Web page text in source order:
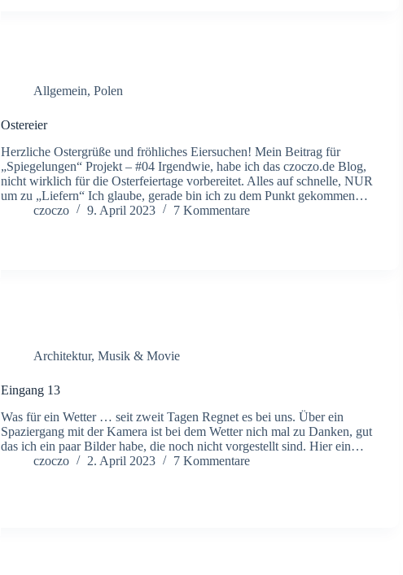
Allgemein,Polen
Ostereier
Herzliche Ostergrüße und fröhliches Eiersuchen! Mein Beitrag für
„Spiegelungen“ Projekt – #04 Irgendwie, habe ich das czoczo.de Blog,
nicht wirklich für die Osterfeiertage vorbereitet. Alles auf schnelle, NUR
um zu „Liefern“ Ich glaube, gerade bin ich zu dem Punkt gekommen…
czoczo
9. April 2023 7 Kommentare
Architektur,Musik & Movie
Eingang 13
Was für ein Wetter … seit zweit Tagen Regnet es bei uns. Über ein
Spaziergang mit der Kamera ist bei dem Wetter nich mal zu Danken, gut
das ich ein paar Bilder habe, die noch nicht vorgestellt sind. Hier ein…
czoczo
2. April 2023 7 Kommentare